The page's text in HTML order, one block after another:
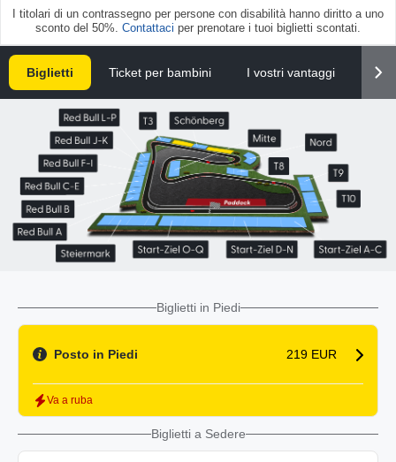
I titolari di un contrassegno per persone con disabilità hanno diritto a uno
sconto del 50%. Contattaci per prenotare i tuoi biglietti scontati.
Biglietti Ticket per bambini I vostri vantaggi
Biglietti in Piedi
Posto in Piedi 219 EUR
Va a ruba
Biglietti a Sedere